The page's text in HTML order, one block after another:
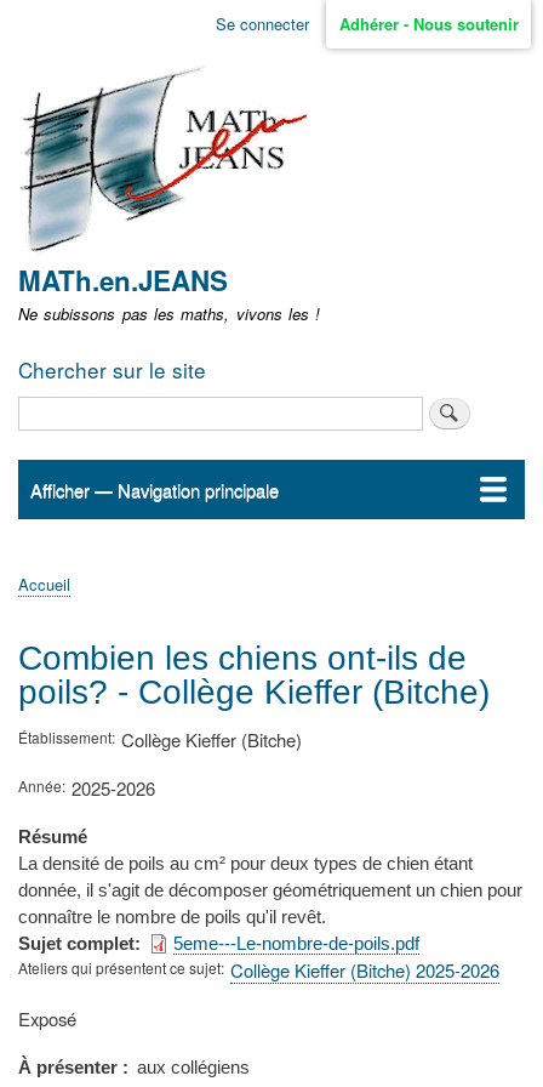
Aller
non
identifié
Se connecter Adhérer - Nous soutenir
MATh.en.JEANS
Ne subissons pas les maths, vivons les !
Chercher sur le site
Navigation
Afficher — Navigation principale
Accueil
ActualitésMATh.en.JEANS ?
Régions et Ateliers
Créer, gérer un atelier
Sujets/Publications
Congrès
d'Ariane
Accueil
Combien les chiens ont-ils de
poils? - Collège Kieffer (Bitche)
Établissement Collège Kieffer (Bitche)
Année 2025-2026
Résumé
La densité de poils au cm² pour deux types de chien étant
donnée, il s'agit de décomposer géométriquement un chien pour
connaître le nombre de poils qu'il revêt.
Sujet complet
5eme---Le-nombre-de-poils.pdf
Ateliers qui présentent ce sujet Collège Kieffer (Bitche) 2025-2026
Type
présentation
Exposé
À présenter aux collégiens